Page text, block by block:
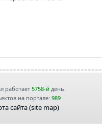
работает 5758-йдень.
на портале: 989
сайта (site map)